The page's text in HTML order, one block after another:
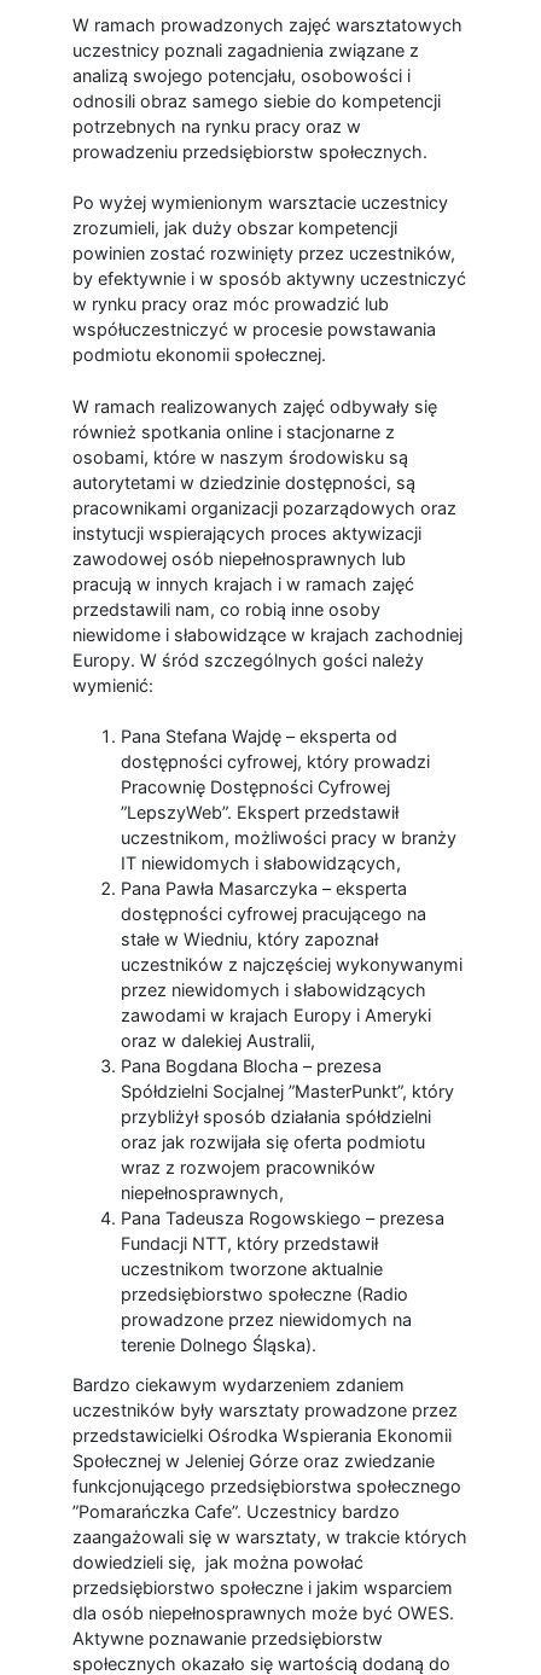
W ramach prowadzonych zajęć warsztatowych
uczestnicy poznali zagadnienia związane z
analizą swojego potencjału, osobowości i
odnosili obraz samego siebie do kompetencji
potrzebnych na rynku pracy oraz w
prowadzeniu przedsiębiorstw społecznych.
Po wyżej wymienionym warsztacie uczestnicy
zrozumieli, jak duży obszar kompetencji
powinien zostać rozwinięty przez uczestników,
by efektywnie i w sposób aktywny uczestniczyć
w rynku pracy oraz móc prowadzić lub
współuczestniczyć w procesie powstawania
podmiotu ekonomii społecznej.
W ramach realizowanych zajęć odbywały się
również spotkania online i stacjonarne z
osobami, które w naszym środowisku są
autorytetami w dziedzinie dostępności, są
pracownikami organizacji pozarządowych oraz
instytucji wspierających proces aktywizacji
zawodowej osób niepełnosprawnych lub
pracują w innych krajach i w ramach zajęć
przedstawili nam, co robią inne osoby
niewidome i słabowidzące w krajach zachodniej
Europy. W śród szczególnych gości należy
wymienić:
Pana Stefana Wajdę – eksperta od
dostępności cyfrowej, który prowadzi
Pracownię Dostępności Cyfrowej
”LepszyWeb”. Ekspert przedstawił
uczestnikom, możliwości pracy w branży
IT niewidomych i słabowidzących,
Pana Pawła Masarczyka – eksperta
dostępności cyfrowej pracującego na
stałe w Wiedniu, który zapoznał
uczestników z najczęściej wykonywanymi
przez niewidomych i słabowidzących
zawodami w krajach Europy i Ameryki
oraz w dalekiej Australii,
Pana Bogdana Blocha – prezesa
Spółdzielni Socjalnej ”MasterPunkt”, który
przybliżył sposób działania spółdzielni
oraz jak rozwijała się oferta podmiotu
wraz z rozwojem pracowników
niepełnosprawnych,
Pana Tadeusza Rogowskiego – prezesa
Fundacji NTT, który przedstawił
uczestnikom tworzone aktualnie
przedsiębiorstwo społeczne (Radio
prowadzone przez niewidomych na
terenie Dolnego Śląska).
Bardzo ciekawym wydarzeniem zdaniem
uczestników były warsztaty prowadzone przez
przedstawicielki Ośrodka Wspierania Ekonomii
Społecznej w Jeleniej Górze oraz zwiedzanie
funkcjonującego przedsiębiorstwa społecznego
”Pomarańczka Cafe”. Uczestnicy bardzo
zaangażowali się w warsztaty, w trakcie których
dowiedzieli się, jak można powołać
przedsiębiorstwo społeczne i jakim wsparciem
dla osób niepełnosprawnych może być OWES.
Aktywne poznawanie przedsiębiorstw
społecznych okazało się wartością dodaną do